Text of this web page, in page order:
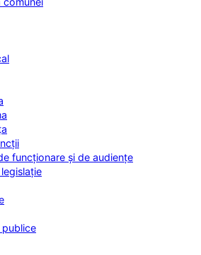
funcționare și de audiențe
publice